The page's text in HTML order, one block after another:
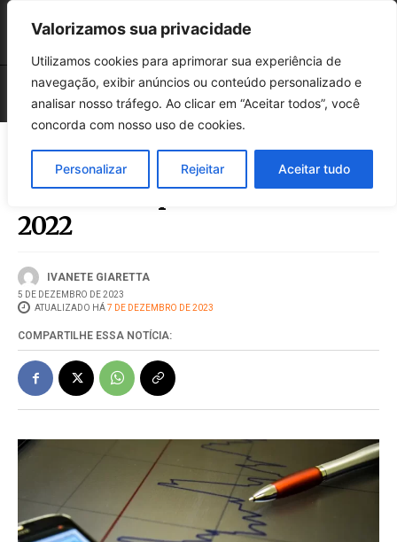
Valorizamos sua privacidade
Utilizamos cookies para aprimorar sua experiência de
navegação, exibir anúncios ou conteúdo personalizado e
analisar nosso tráfego. Ao clicar em “Aceitar todos”, você
concorda com nosso uso de cookies.
Personalizar Rejeitar Aceitar tudo
IBGE revisa para 3% o PIB de
2022
IVANETE GIARETTA
5 DE DEZEMBRO DE 2023
ATUALIZADO HÁ7 DE DEZEMBRO DE 2023
COMPARTILHE ESSA NOTÍCIA: